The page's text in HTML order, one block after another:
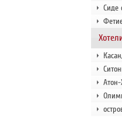
Сиде